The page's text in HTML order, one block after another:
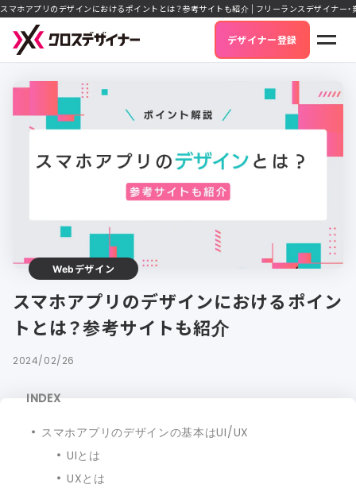
スマホアプリのデザインにおけるポイントとは？参考サイトも紹介 | フリーランスデザイナー
デザイナー登録
Webデザイン
スマホアプリのデザインにおけるポイン
トとは？参考サイトも紹介
2024/02/26
INDEX
スマホアプリのデザインの基本はUI/UX
UIとは
UXとは